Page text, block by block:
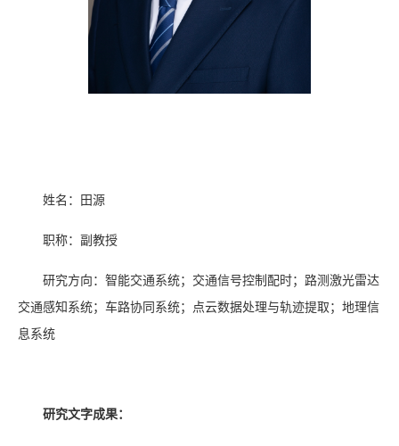
姓名：田源
职称：副教授
研究方向 ：智能交通系统；交通信号控制配时；路测激光雷达
交通感知系统；车路协同系统；点云数据处理与轨迹提取；地理信
息系统
研究文字成果：